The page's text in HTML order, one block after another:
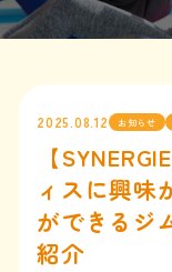
2025.08.12 お知らせ
【
ィスに興味
ができるジ
紹介